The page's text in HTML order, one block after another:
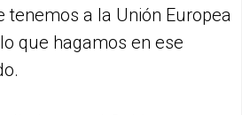
tenemos a la Unión Europea
que hagamos en ese